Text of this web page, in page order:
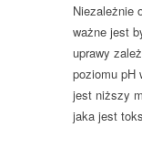
Niezależnie
ważne jest
uprawy
poziomu pH
jest niższy
jaka jest